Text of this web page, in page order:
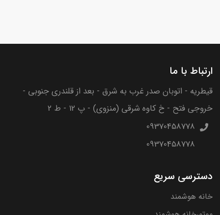
ارتباط با ما
قیطریه - اتوبان صدر غرب به شرق - بعد از قلندری جنوبی -
خروجی فتح - خ کاوه شرقی (منزوی) - پ 12 - ط 2
09370458778
09370458778
دسترسی سریع
خانه هوشمند